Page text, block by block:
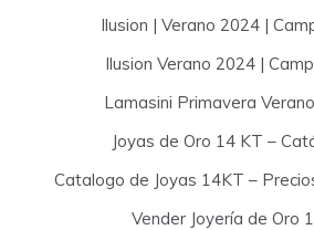
Ilusion | Verano 2024 |
Ilusion Verano 2024 |
Lamasini Primavera
Joyas de Oro 14 KT –
Catalogo de Joyas 14KT –
Vender Joyería de Oro